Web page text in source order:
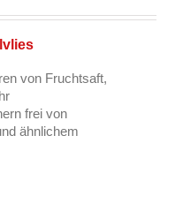
von Fruchtsaft,
frei von
ähnlichem